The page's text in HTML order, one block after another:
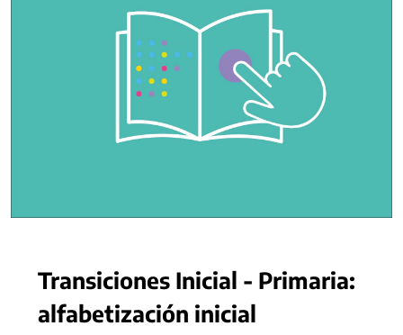
Transiciones Inicial - Primaria:
alfabetización inicial